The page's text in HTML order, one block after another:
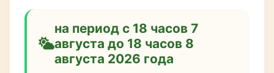
на период с 18 часов 7
августа до 18 часов 8
августа 2026 года